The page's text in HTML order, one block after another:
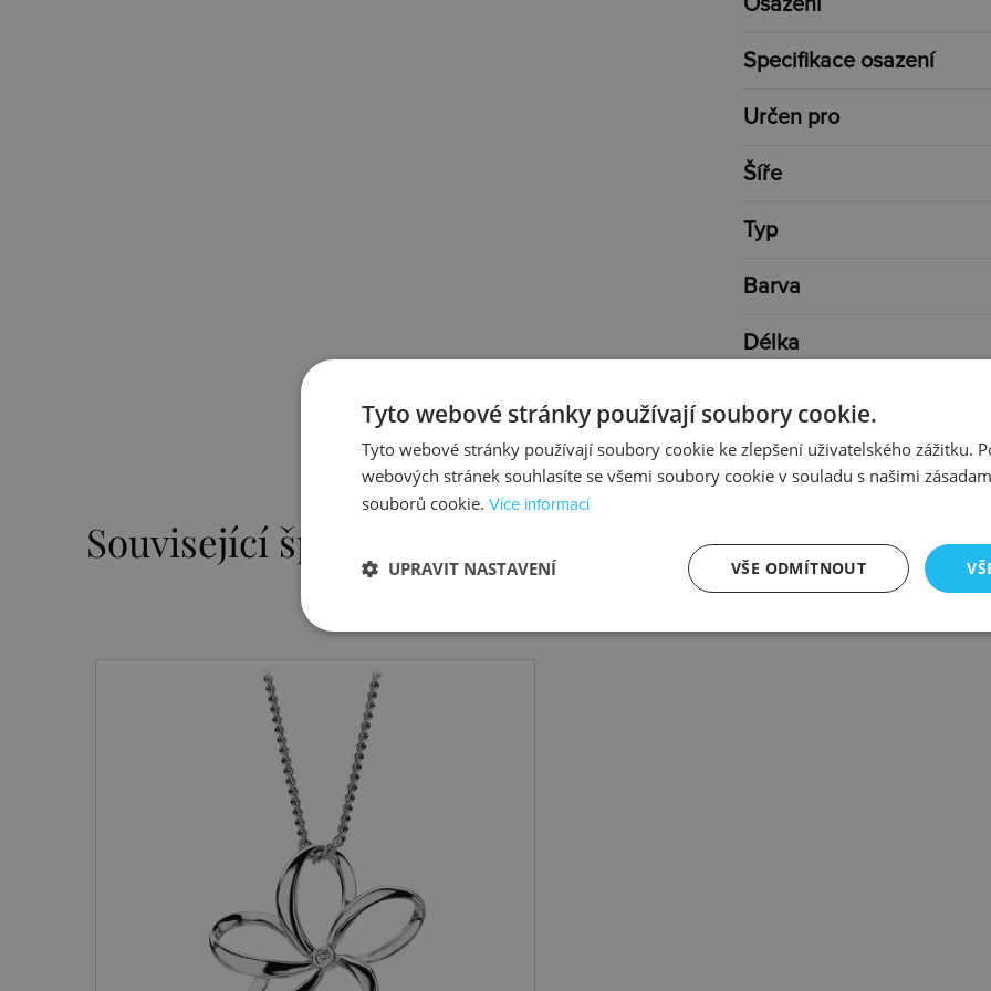
Specifikace osazení
Určen pro
Šíře
Typ
Barva
Délka
Váha
Související šperky
Tyto webové stránky používají soubory cookie.
Tyto webové stránky používají soubory cookie ke zlepšení uživatelského zážitku.
webových stránek souhlasíte se všemi soubory cookie v souladu s našimi
souborů cookie. Více informací
VŠE ODMÍTNOUT
UPRAVIT NASTAVENÍ